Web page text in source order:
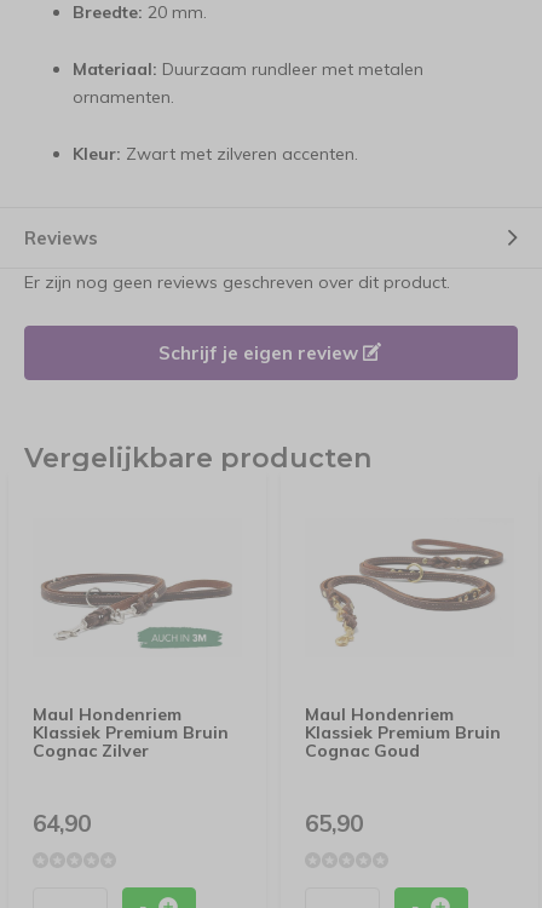
Breedte: 20 mm.
Materiaal: Duurzaam rundleer met metalen
ornamenten.
Kleur: Zwart met zilveren accenten.
Reviews
Er zijn nog geen reviews geschreven over dit product.
Schrijf je eigen review
Vergelijkbare producten
Maul Hondenriem
Klassiek Premium Bruin
Cognac Zilver
64,90
Maul Hondenriem
Klassiek Premium Bruin
Cognac Goud
65,90